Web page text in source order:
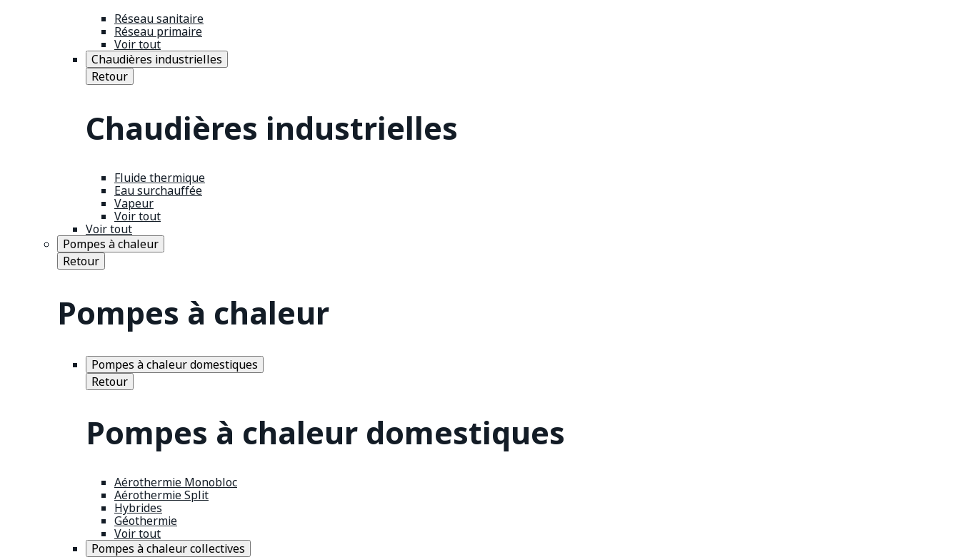
Réseau sanitaire
Réseau primaire
Voir tout
Chaudières industrielles
Retour
Chaudières industrielles
Fluide thermique
Eau surchauffée
Vapeur
Voir tout
Voir tout
Pompes à chaleur
Retour
Pompes à chaleur
Pompes à chaleur domestiques
Retour
Pompes à chaleur domestiques
Aérothermie Monobloc
Aérothermie Split
Hybrides
Géothermie
Voir tout
Pompes à chaleur collectives